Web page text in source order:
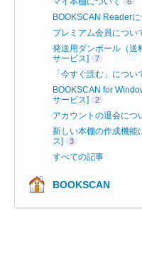
BOOKSCAN Readerに
プレミアム会員につい
発送用ダンボール（送
サービス]
7
「今すぐ読む」につ
BOOKSCAN for
サービス]
2
アカウントの退会につ
新しい本棚の作成機能
ス]
3
すべての記事
BOOKSCAN